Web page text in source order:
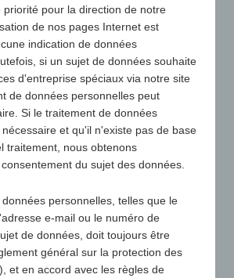
jetons de caddie
priorité pour la direction de notre
de nos pages Internet est
indication de données
si un sujet de données souhaite
d'entreprise spéciaux via notre site
de données personnelles peut
Si le traitement de données
et qu'il n'existe pas de base
traitement, nous obtenons
du sujet des données.
personnelles, telles que le
e-mail ou le numéro de
de données, doit toujours être
général sur la protection des
et en accord avec les règles de